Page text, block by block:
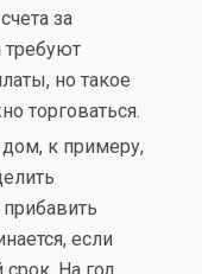
за
требуют
но такое
торговаться.
к примеру,
если
На год